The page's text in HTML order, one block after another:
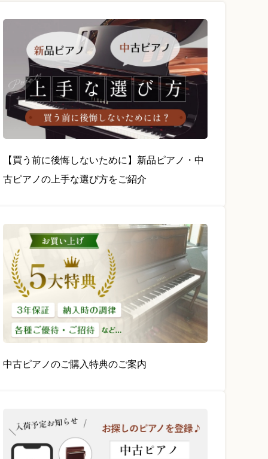
【買う前に後悔しないために】新品ピアノ・中
古ピアノの上手な選び方をご紹介
中古ピアノのご購入特典のご案内